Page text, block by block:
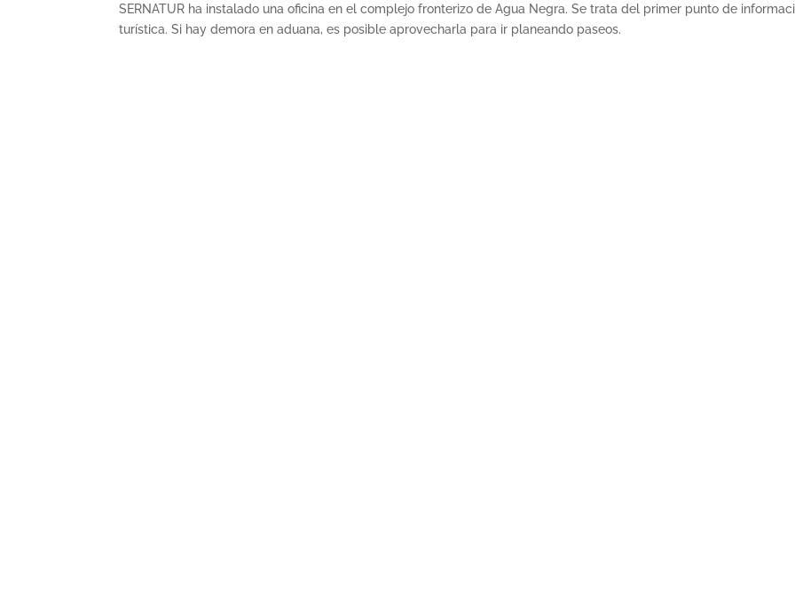
SERNATUR ha instalado una oficina en el complejo fronterizo de Agua Negra. Se trata del primer punto de
turística. Si hay demora en aduana, es posible aprovecharla para ir planeando paseos.